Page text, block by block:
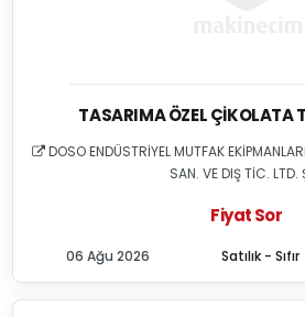
TASARIMA ÖZEL ÇIKOLATA
DOSO ENDÜSTRİYEL MUTFAK
SAN. VE DIŞ TİC. LTD.
Fiyat Sor
Satılık - Sıfır
06 Ağu 2026